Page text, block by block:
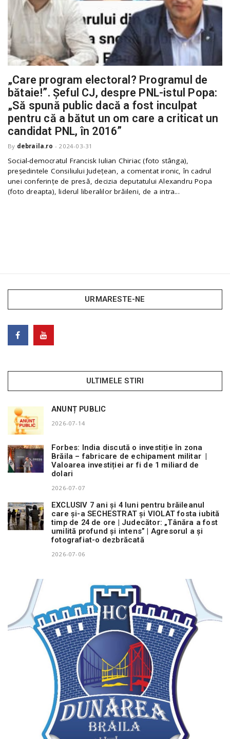
„Care program electoral? Programul de
bătaie!”. Șeful CJ, despre PNL-istul Popa:
„Să spună public dacă a fost inculpat
pentru că a bătut un om care a criticat un
candidat PNL, în 2016”
By debraila.ro - 2024-03-31
Social-democratul Francisk Iulian Chiriac (foto stânga),
președintele Consiliului Județean, a comentat ironic, în cadrul
unei conferințe de presă, decizia deputatului Alexandru Popa
(foto dreapta), liderul liberalilor brăileni, de a intra...
URMARESTE-NE
ULTIMELE STIRI
ANUNȚ PUBLIC
2026-07-14
Forbes: India discută o investiție în zona
Brăila – fabricare de echipament militar |
Valoarea investiției ar fi de 1 miliard de
dolari
2026-07-07
EXCLUSIV 7 ani și 4 luni pentru brăileanul
care și-a SECHESTRAT și VIOLAT fosta iubită
timp de 24 de ore | Judecător: „Tânăra a fost
umilită profund și intens” | Agresorul a și
fotografiat-o dezbrăcată
2026-07-06